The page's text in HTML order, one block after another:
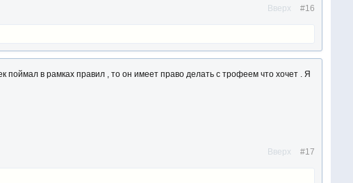
#16
Вверх
поймал в рамках правил , то он имеет право делать с трофеем что хочет . Я
#17
Вверх